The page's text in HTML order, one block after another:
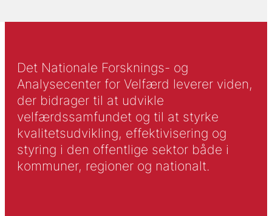
Det Nationale Forsknings- og
Analysecenter for Velfærd leverer viden,
der bidrager til at udvikle
velfærdssamfundet og til at styrke
kvalitetsudvikling, effektivisering og
styring i den offentlige sektor både i
kommuner, regioner og nationalt.